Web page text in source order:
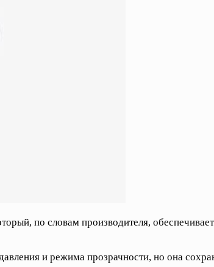
по словам производителя,
и режима прозрачности, но она